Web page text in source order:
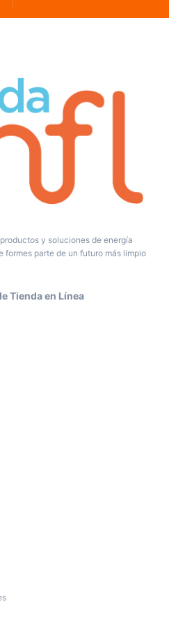
y soluciones de energía
formes parte de un futuro más limpio
Tienda en Línea